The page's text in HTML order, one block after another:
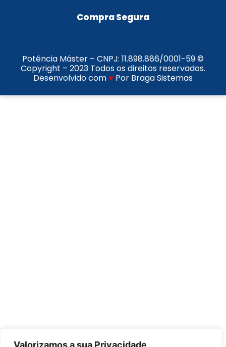
Valorizamos a sua Privacidade
Compra Segura
Potência Máster – CNPJ: 11.898.886/0001-59©
Copyright – 2023 Todos os direitos reservados.
Desenvolvido com♥ Por Braga Sistemas